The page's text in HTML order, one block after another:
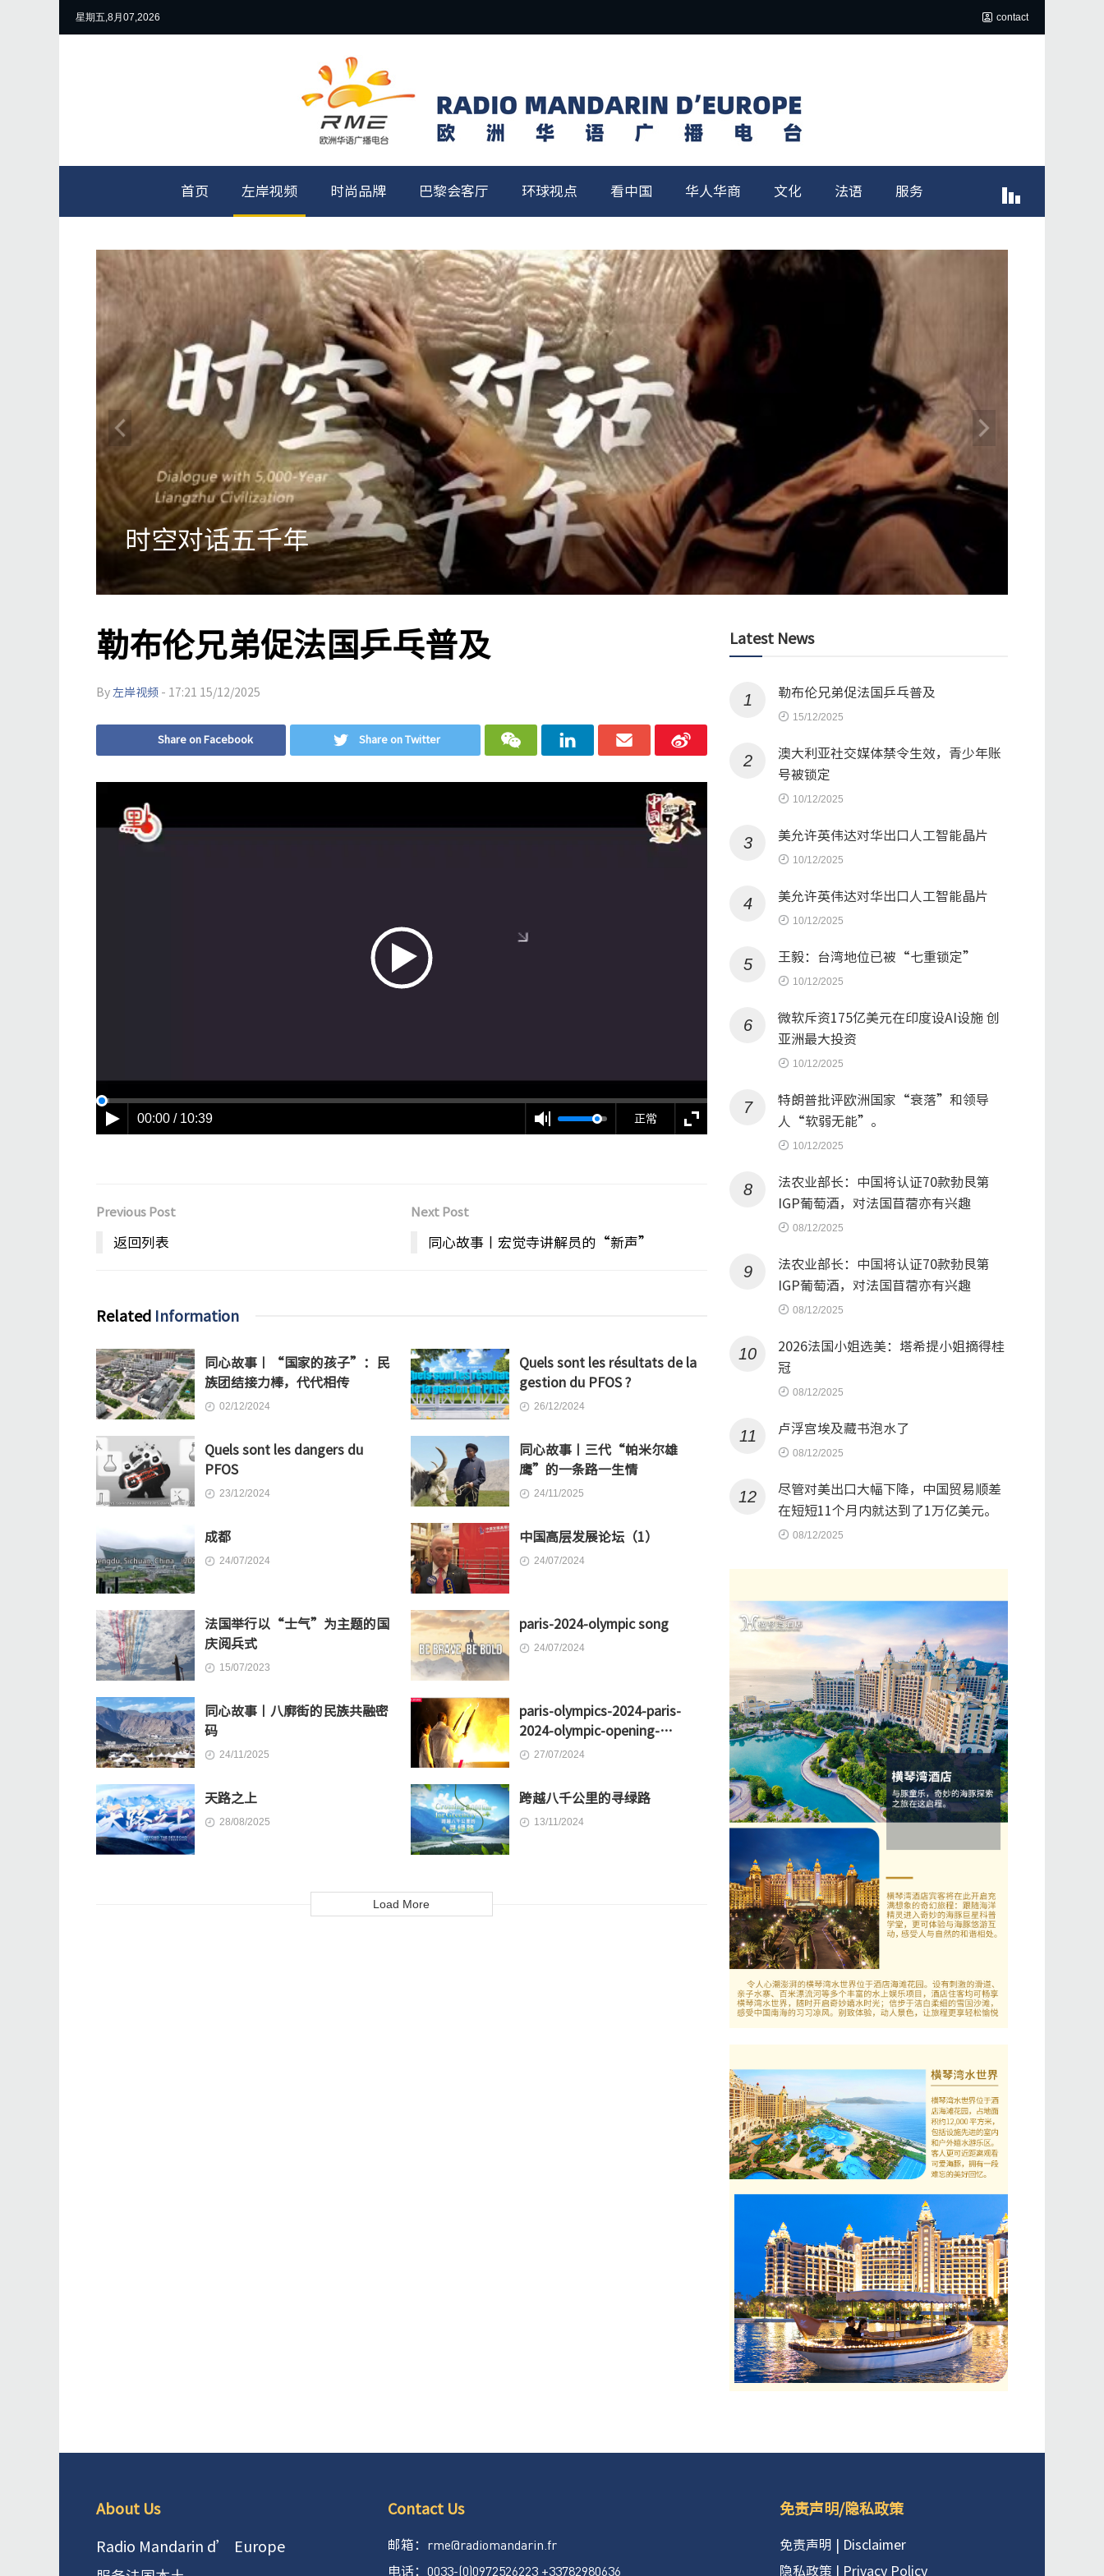
星期五,8月07,2026 contact
首页 左岸视频 时尚品牌 巴黎会客厅 环球视点 看中国 华人华商 文化 法语 服务
法国总统夫人布丽吉特为旅法大熊猫送行
勒布伦兄弟促法国乒乓普及
By 左岸视频 - 17:21 15/12/2025
Share on Facebook Share on Twitter
00:00 / 10:39 正常
Previous Post
返回列表
Next Post
同心故事丨宏觉寺讲解员的“新声”
Related Information
同心故事丨“国家的孩子”：民
族团结接力棒，代代相传
02/12/2024
Quels sont les résultats de la
gestion du PFOS ?
26/12/2024
Quels sont les dangers du
PFOS
23/12/2024
同心故事丨三代“帕米尔雄
鹰”的一条路一生情
24/11/2025
成都
24/07/2024
中国高层发展论坛（1）
24/07/2024
法国举行以“士气”为主题的国
庆阅兵式
15/07/2023
paris-2024-olympic song
24/07/2024
同心故事丨八廓街的民族共融密
码
24/11/2025
paris-olympics-2024-paris-
2024-olympic-opening-
ceremony-kicks-off-games-
27/07/2024
天路之上
28/08/2025
跨越八千公里的寻绿路
13/11/2024
Load More
Latest News
1 勒布伦兄弟促法国乒乓普及
15/12/2025
2
澳大利亚社交媒体禁令生效，青少年账
号被锁定
10/12/2025
3 美允许英伟达对华出口人工智能晶片
10/12/2025
4 美允许英伟达对华出口人工智能晶片
10/12/2025
5 王毅：台湾地位已被“七重锁定”
10/12/2025
6
微软斥资175亿美元在印度设AI设施 创
亚洲最大投资
10/12/2025
7
特朗普批评欧洲国家“衰落”和领导
人“软弱无能”。
10/12/2025
8
法农业部长：中国将认证70款勃艮第
IGP葡萄酒，对法国苜蓿亦有兴趣
08/12/2025
9
法农业部长：中国将认证70款勃艮第
IGP葡萄酒，对法国苜蓿亦有兴趣
08/12/2025
10
2026法国小姐选美：塔希提小姐摘得桂
冠
08/12/2025
11 卢浮宫埃及藏书泡水了
08/12/2025
12
尽管对美出口大幅下降，中国贸易顺差
在短短11个月内就达到了1万亿美元。
08/12/2025
About Us
Radio Mandarin d’ Europe
Contact Us
邮箱： rme@radiomandarin.fr
电话：0033-(0)0972526223 +33782980636
免责声明/隐私政策
免责声明 | Disclaimer
隐私政策 | Privacy Policy